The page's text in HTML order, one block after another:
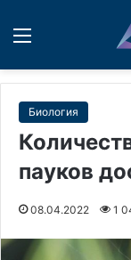
Биология
пауков
08.04.2022 1